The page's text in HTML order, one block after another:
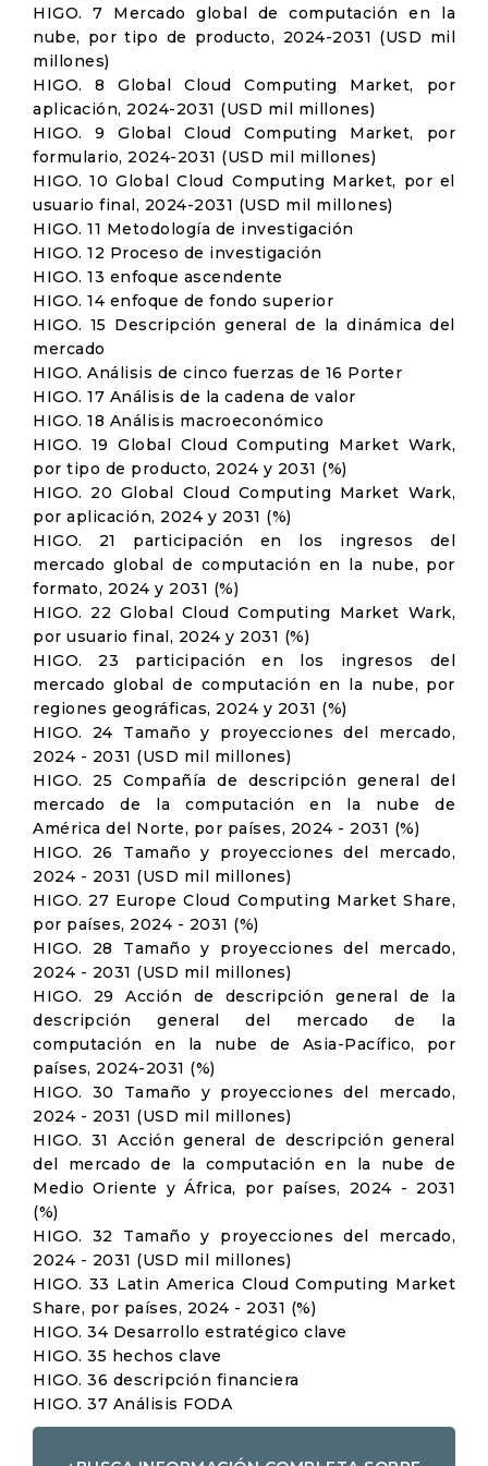
HIGO. 7 Mercado global de computación en la
nube, por tipo de producto, 2024-2031 (USD mil
millones)
HIGO. 8 Global Cloud Computing Market, por
aplicación, 2024-2031 (USD mil millones)
HIGO. 9 Global Cloud Computing Market, por
formulario, 2024-2031 (USD mil millones)
HIGO. 10 Global Cloud Computing Market, por el
usuario final, 2024-2031 (USD mil millones)
HIGO. 11 Metodología de investigación
HIGO. 12 Proceso de investigación
HIGO. 13 enfoque ascendente
HIGO. 14 enfoque de fondo superior
HIGO. 15 Descripción general de la dinámica del
mercado
HIGO. Análisis de cinco fuerzas de 16 Porter
HIGO. 17 Análisis de la cadena de valor
HIGO. 18 Análisis macroeconómico
HIGO. 19 Global Cloud Computing Market Wark,
por tipo de producto, 2024 y 2031 (%)
HIGO. 20 Global Cloud Computing Market Wark,
por aplicación, 2024 y 2031 (%)
HIGO. 21 participación en los ingresos del
mercado global de computación en la nube, por
formato, 2024 y 2031 (%)
HIGO. 22 Global Cloud Computing Market Wark,
por usuario final, 2024 y 2031 (%)
HIGO. 23 participación en los ingresos del
mercado global de computación en la nube, por
regiones geográficas, 2024 y 2031 (%)
HIGO. 24 Tamaño y proyecciones del mercado,
2024 - 2031 (USD mil millones)
HIGO. 25 Compañía de descripción general del
mercado de la computación en la nube de
América del Norte, por países, 2024 - 2031 (%)
HIGO. 26 Tamaño y proyecciones del mercado,
2024 - 2031 (USD mil millones)
HIGO. 27 Europe Cloud Computing Market Share,
por países, 2024 - 2031 (%)
HIGO. 28 Tamaño y proyecciones del mercado,
2024 - 2031 (USD mil millones)
HIGO. 29 Acción de descripción general de la
descripción general del mercado de la
computación en la nube de Asia-Pacífico, por
países, 2024-2031 (%)
HIGO. 30 Tamaño y proyecciones del mercado,
2024 - 2031 (USD mil millones)
HIGO. 31 Acción general de descripción general
del mercado de la computación en la nube de
Medio Oriente y África, por países, 2024 - 2031
(%)
HIGO. 32 Tamaño y proyecciones del mercado,
2024 - 2031 (USD mil millones)
HIGO. 33 Latin America Cloud Computing Market
Share, por países, 2024 - 2031 (%)
HIGO. 34 Desarrollo estratégico clave
HIGO. 35 hechos clave
HIGO. 36 descripción financiera
HIGO. 37 Análisis FODA